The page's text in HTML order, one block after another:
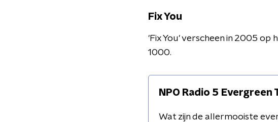
Fix You
'Fix You' verscheen in 2005 op
1000.
NPO Radio 5 Evergreen
Wat zijn de allermooiste